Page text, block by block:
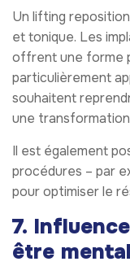
Un lifting
et tonique. Les
offrent une forme
particulièrement
souhaitent
une
Il est également
procédures – par
pour optimiser le
7.
être mental